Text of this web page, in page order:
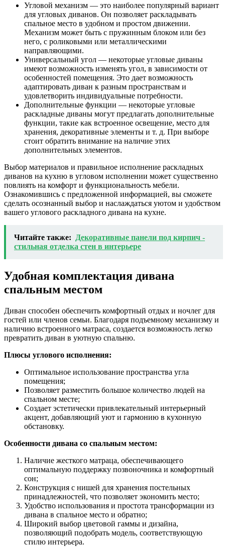
Угловой механизм — это наиболее популярный вариант
для угловых диванов. Он позволяет раскладывать
спальное место в удобном и простом движении.
Механизм может быть с пружинным блоком или без
него, с роликовыми или металлическими
направляющими.
Универсальный угол — некоторые угловые диваны
имеют возможность изменять угол, в зависимости от
особенностей помещения. Это дает возможность
адаптировать диван к разным пространствам и
удовлетворить индивидуальные потребности.
Дополнительные функции — некоторые угловые
раскладные диваны могут предлагать дополнительные
функции, такие как встроенное освещение, место для
хранения, декоративные элементы и т. д. При выборе
стоит обратить внимание на наличие этих
дополнительных элементов.
Выбор материалов и правильное исполнение раскладных
диванов на кухню в угловом исполнении может существенно
повлиять на комфорт и функциональность мебели.
Ознакомившись с предложенной информацией, вы сможете
сделать осознанный выбор и наслаждаться уютом и удобством
вашего углового раскладного дивана на кухне.
Читайте также:
Декоративные панели под кирпич -
стильная отделка стен в интерьере
Удобная комплектация дивана
спальным местом
Диван способен обеспечить комфортный отдых и ночлег для
гостей или членов семьи. Благодаря подъемному механизму и
наличию встроенного матраса, создается возможность легко
превратить диван в уютную спальню.
Плюсы углового исполнения:
Оптимальное использование пространства угла
помещения;
Позволяет разместить большое количество людей на
спальном месте;
Создает эстетически привлекательный интерьерный
акцент, добавляющий уют и гармонию в кухонную
обстановку.
Особенности дивана со спальным местом:
Наличие жесткого матраца, обеспечивающего
оптимальную поддержку позвоночника и комфортный
сон;
Конструкция с нишей для хранения постельных
принадлежностей, что позволяет экономить место;
Удобство использования и простота трансформации из
дивана в спальное место и обратно;
Широкий выбор цветовой гаммы и дизайна,
позволяющий подобрать модель, соответствующую
стилю интерьера.